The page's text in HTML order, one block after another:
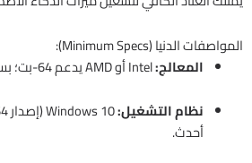
المواصفات الدنيا (Minimum Specs):
المعالج:Intel أو AMD يدعم 64-بت؛ بسرعة 2 جيجاهرتز أو أسرع.
نظام التشغيل:
أحدث.